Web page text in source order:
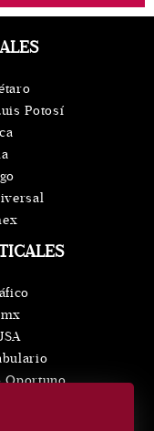
Oportuno
Potosí